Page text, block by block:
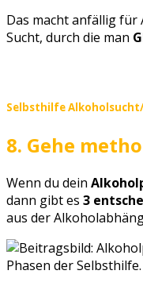
Das macht anfällig
Sucht, durch die man
Selbsthilfe
8. Gehe
Wenn du dein
dann gibt es 3
aus der